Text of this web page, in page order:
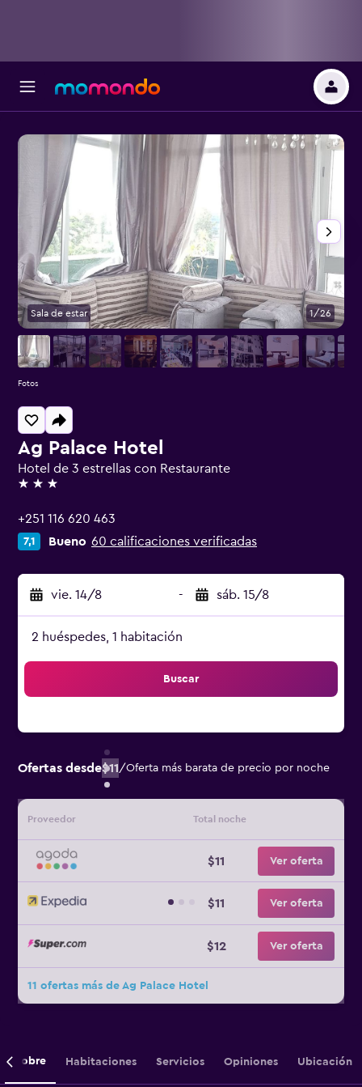
Ag Palace Hotel
Hotel de 3 estrellas con Restaurante
3 estrellas
+251 116 620 463
7,1 Bueno 60 calificaciones verificadas
vie. 14/8 - sáb. 15/8
2 huéspedes, 1 habitación
Buscar
Ofertas desde$11/Oferta más barata de precio por noche
Proveedor Total noche
$11 Ver oferta
$11 Ver oferta
$12 Ver oferta
11 ofertas más de Ag Palace Hotel
Sala de estar 1/26
Fotos
Sobre Habitaciones Servicios Opiniones Ubicación